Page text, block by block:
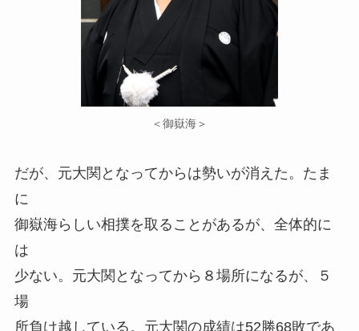
＜御嶽海＞
だが、元大関となってからは勢いが消えた。たま
に
御嶽海らしい相撲を取ることがあるが、全体的に
は
少ない。元大関となってから８場所になるが、５
場
所負け越している。元大関の成績は52勝68敗であ